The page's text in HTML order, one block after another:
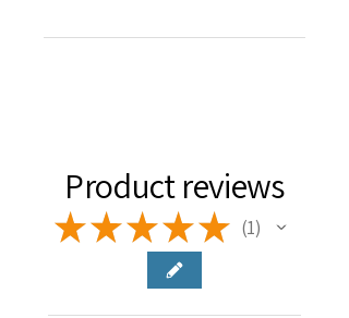
Product reviews
★★★★★ 1